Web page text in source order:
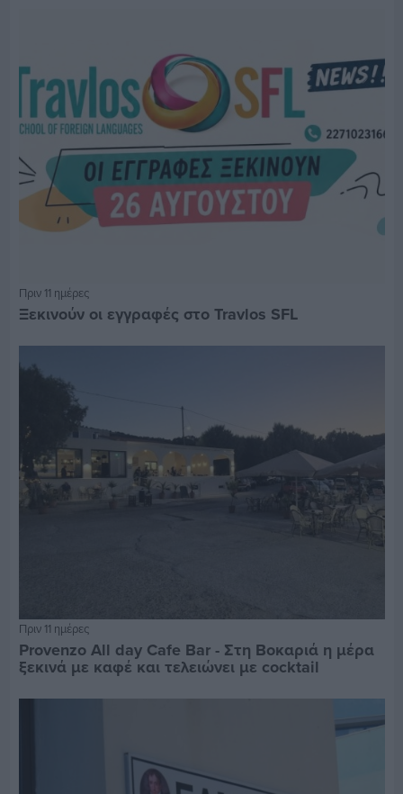
Πριν 11 ημέρες
Ξεκινούν οι εγγραφές στο Travlos SFL
Πριν 11 ημέρες
Provenzo All day Cafe Bar - Στη Βοκαριά η μέρα
ξεκινά με καφέ και τελειώνει με cocktail